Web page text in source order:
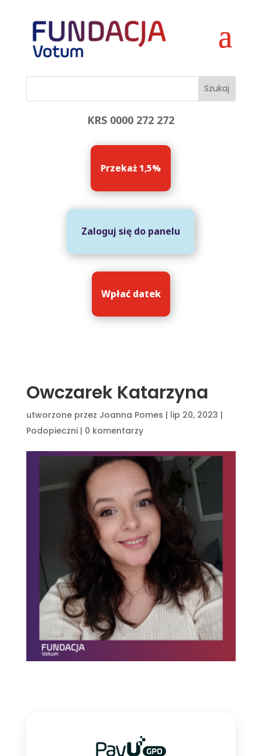
KRS 0000 272 272
Przekaż 1,5%
Zaloguj się do panelu
Wpłać datek
Owczarek Katarzyna
utworzone przez Joanna Pomes | lip 20, 2023 |
Podopieczni| 0 komentarzy